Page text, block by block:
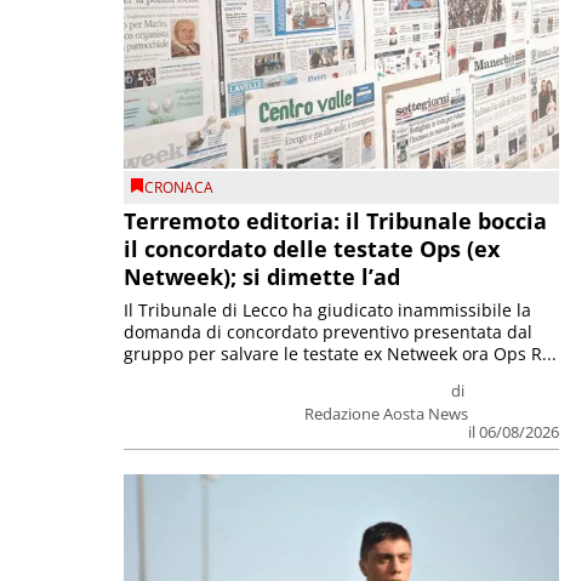
CRONACA
Terremoto editoria: il Tribunale boccia
il concordato delle testate Ops (ex
Netweek); si dimette l’ad
di
Redazione Aosta News
il 06/08/2026
Il Tribunale di Lecco ha giudicato inammissibile la
domanda di concordato preventivo presentata dal
gruppo per salvare le testate ex Netweek ora Ops R...